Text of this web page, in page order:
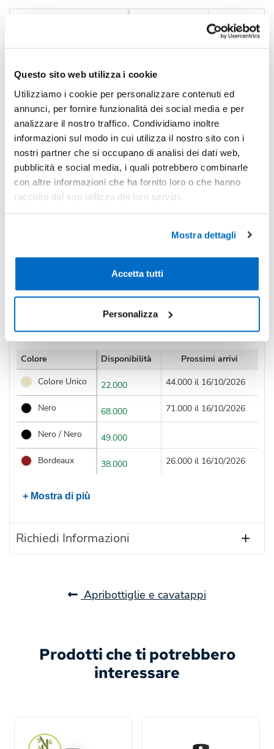
Questo sito web utilizza i cookie
Utilizziamo i cookie per personalizzare contenuti ed
annunci, per fornire funzionalità dei social media e per
analizzare il nostro traffico. Condividiamo inoltre
informazioni sul modo in cui utilizza il nostro sito con i
nostri partner che si occupano di analisi dei dati web,
pubblicità e social media, i quali potrebbero combinarle
con altre informazioni che ha fornito loro o che hanno
raccolto dal suo utilizzo dei loro servizi.
Mostra dettagli
Accetta tutti
Personalizza
Pezzi 500 -38%
Pezzi 1000 -40% € 0,60
Pezzi 2000 -44%
*Prezzi prodotto per quantità merce neutra e prezzi IVA
Non trovi la quantità in tabella?Calcola il preventivo
Quantità consigliata
Colore Disponibilità
Prossimi arrivi
Colore Unico
22.000 44.000 il 16/10/2026
Nero 68.000 71.000 il 16/10/2026
Nero / Nero
49.000
Bordeaux
38.000 26.000 il 16/10/2026
+ Mostra di più
Richiedi Informazioni
Apribottiglie e cavatappi
Prodotti che ti potrebbero
interessare